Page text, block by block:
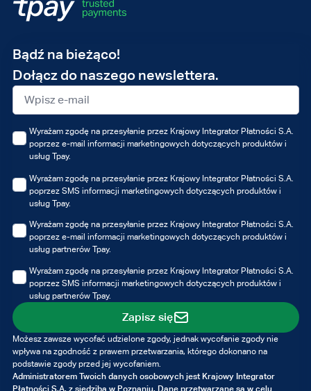
Bądź na bieżąco!
Dołącz do naszego newslettera.
Adres
e-
mail
Wyrażam zgodę na przesyłanie przez Krajowy Integrator Płatności S.A.
poprzez e-mail informacji marketingowych dotyczących produktów i
usług Tpay.
Wyrażam zgodę na przesyłanie przez Krajowy Integrator Płatności S.A.
poprzez SMS informacji marketingowych dotyczących produktów i
usług Tpay.
Wyrażam zgodę na przesyłanie przez Krajowy Integrator Płatności S.A.
poprzez e-mail informacji marketingowych dotyczących produktów i
usług partnerów Tpay.
Wyrażam zgodę na przesyłanie przez Krajowy Integrator Płatności S.A.
poprzez SMS informacji marketingowych dotyczących produktów i
usług partnerów Tpay.
Zapisz się
Możesz zawsze wycofać udzielone zgody, jednak wycofanie zgody nie
wpływa na zgodność z prawem przetwarzania, którego dokonano na
podstawie zgody przed jej wycofaniem.
Administratorem Twoich danych osobowych jest Krajowy Integrator
Płatności S.A. z siedzibą w Poznaniu. Dane przetwarzane są w celu